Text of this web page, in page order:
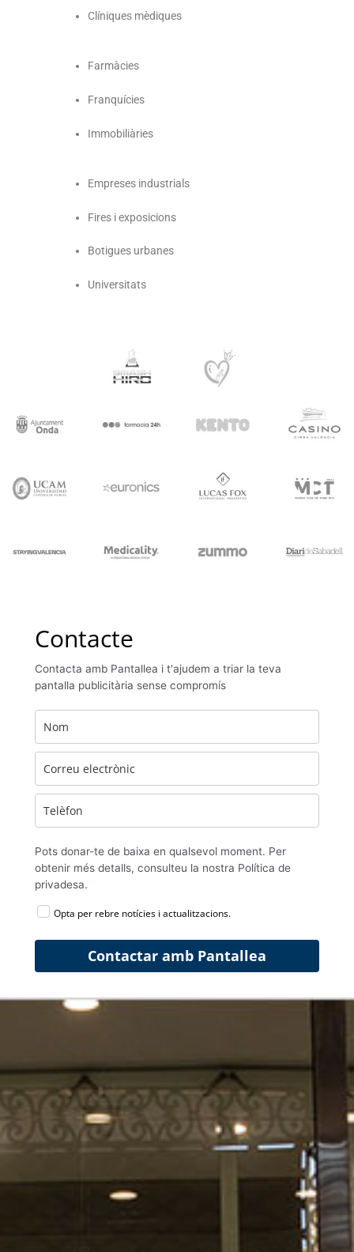
Clíniques mèdiques
Farmàcies
Franquícies
Immobiliàries
Empreses industrials
Fires i exposicions
Botigues urbanes
Universitats
Contacte
Contacta amb Pantallea i t'ajudem a triar la teva
pantalla publicitària sense compromís
Pots donar-te de baixa en qualsevol moment. Per
obtenir més detalls, consulteu la nostra Política de
privadesa.
Opta per rebre notícies i actualitzacions.
Contactar amb Pantallea